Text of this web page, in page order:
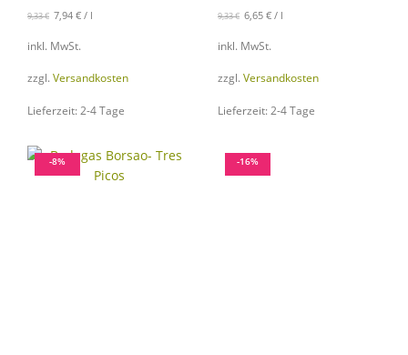
9,33€ 7,94 €/ l
inkl. MwSt.
zzgl. Versandkosten
Lieferzeit: 2-4 Tage
9,33€ 6,65 €/ l
inkl. MwSt.
zzgl. Versandkosten
Lieferzeit: 2-4 Tage
-8% -16%